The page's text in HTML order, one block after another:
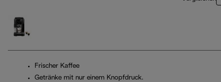
Frischer Kaffee
Getränke mit nur einem Knopfdruck.